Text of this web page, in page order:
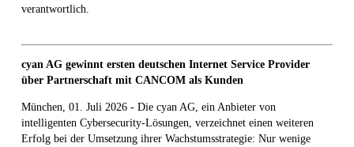
verantwortlich.
cyan AG gewinnt ersten deutschen Internet Service Provider
über Partnerschaft mit CANCOM als Kunden
München, 01. Juli 2026 - Die cyan AG, ein Anbieter von
intelligenten Cybersecurity-Lösungen, verzeichnet einen weiteren
Erfolg bei der Umsetzung ihrer Wachstumsstrategie: Nur wenige